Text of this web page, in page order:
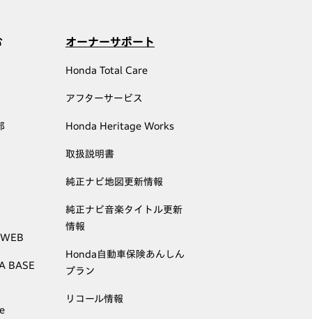
BASE
オーナーサポート
Honda Total Care
アフターサービス
Honda Heritage Works
取扱説明書
純正ナビ地図更新情報
純正ナビ音楽タイトル更新
情報
Honda自動車保険あんしん
プラン
リコール情報